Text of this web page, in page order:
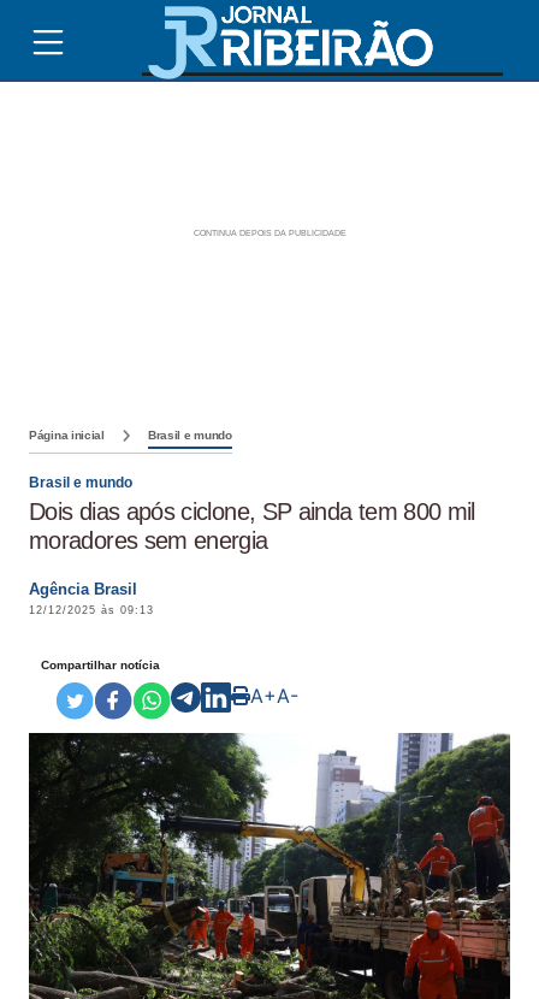
Página inicial Brasil e mundo
Brasil e mundo
Dois dias após ciclone, SP ainda tem 800 mil
moradores sem energia
Agência Brasil
12/12/2025 às 09:13
Compartilhar notícia
A+A-